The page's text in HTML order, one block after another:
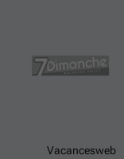
Vacancesweb